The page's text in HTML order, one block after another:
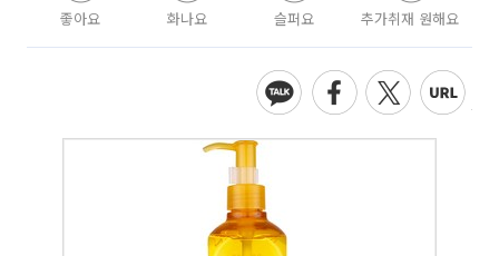
좋아요 화나요 슬퍼요 추가취재 원해요